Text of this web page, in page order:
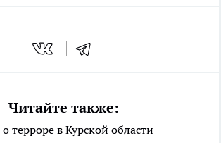
Читайте также:
терроре в Курской области